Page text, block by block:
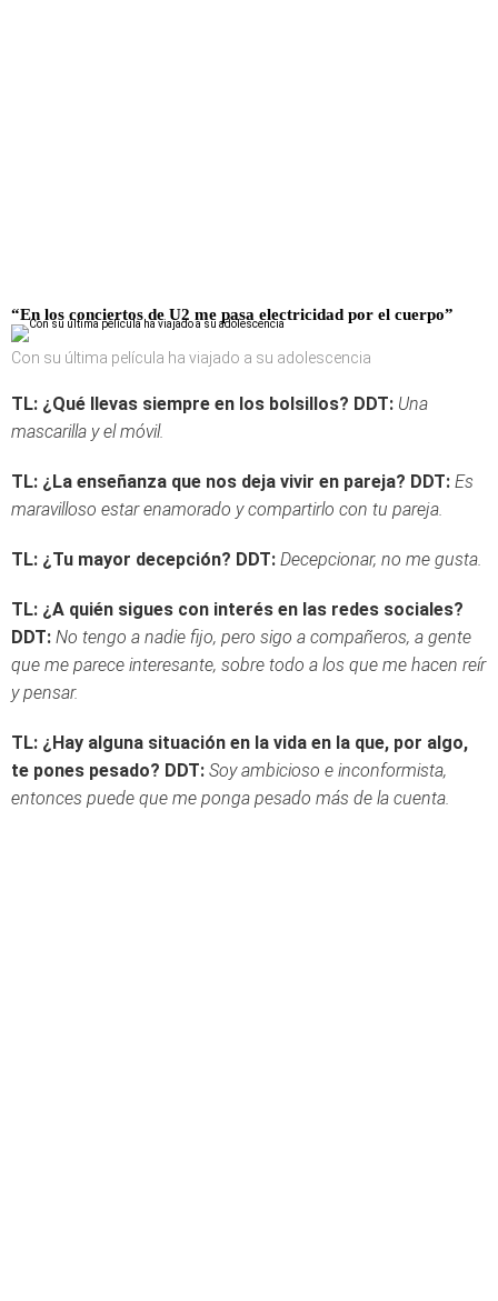
“En los conciertos de U2 me pasa electricidad por el cuerpo”
Con su última película ha viajado a su adolescencia
TL: ¿Qué llevas siempre en los bolsillos? DDT: Una
mascarilla y el móvil.
TL: ¿La enseñanza que nos deja vivir en pareja? DDT: Es
maravilloso estar enamorado y compartirlo con tu pareja.
TL: ¿Tu mayor decepción? DDT: Decepcionar, no me gusta.
TL: ¿A quién sigues con interés en las redes sociales?
DDT: No tengo a nadie fijo, pero sigo a compañeros, a gente
que me parece interesante, sobre todo a los que me hacen reír
y pensar.
TL: ¿Hay alguna situación en la vida en la que, por algo,
te pones pesado? DDT: Soy ambicioso e inconformista,
entonces puede que me ponga pesado más de la cuenta.